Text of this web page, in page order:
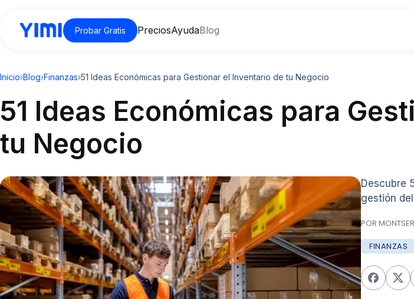
Probar Gratis PreciosAyudaBlog
Inicio›Blog›Finanzas›51 Ideas Económicas para Gestionar el Inventario de tu Negocio
51 Ideas Económicas para
tu Negocio
Descubre
gestión
POR
FINANZAS